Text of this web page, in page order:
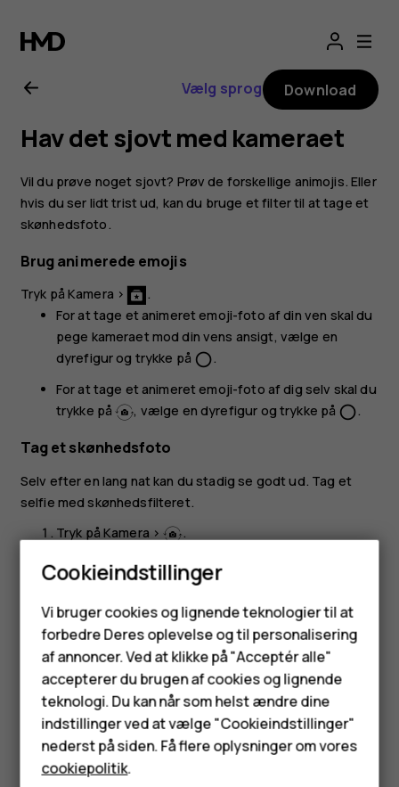
Brugervejledning
til
Nokia
8.1
Smartphones
Feature-telefoner
Tilbehør
HMD Terra M
Tablets
Vælg sprog Download
Hav det sjovt med kameraet
Vil du prøve noget sjovt? Prøv de forskellige animojis. Eller
hvis du ser lidt trist ud, kan du bruge et filter til at tage et
skønhedsfoto.
Brug animerede emojis
Tryk påKamera >
.
For at tage et animeret emoji-foto af din ven skal du
pege kameraet mod din vens ansigt, vælge en
dyrefigur og trykke på panorama_fish_eye.
For at tage et animeret emoji-foto af dig selv skal du
trykke på
, vælge en dyrefigur og trykke på panorama_fish_eye.
Tag et skønhedsfoto
Selv efter en lang nat kan du stadig se godt ud. Tag et
selfie med skønhedsfilteret.
Tryk påKamera>
.
Tryk på
>Skønhed til , og træk skyderen, indtil du
har det ønskede resultat.
Tryk påpanorama_fish_eye.
Synes du, dette var nyttigt?
Cookieindstillinger
Vi bruger cookies og lignende teknologier til at
forbedre Deres oplevelse og til personalisering
af annoncer. Ved at klikke på "Acceptér alle"
accepterer du brugen af cookies og lignende
teknologi. Du kan når som helst ændre dine
indstillinger ved at vælge "Cookieindstillinger"
nederst på siden. Få flere oplysninger om vores
cookiepolitik.